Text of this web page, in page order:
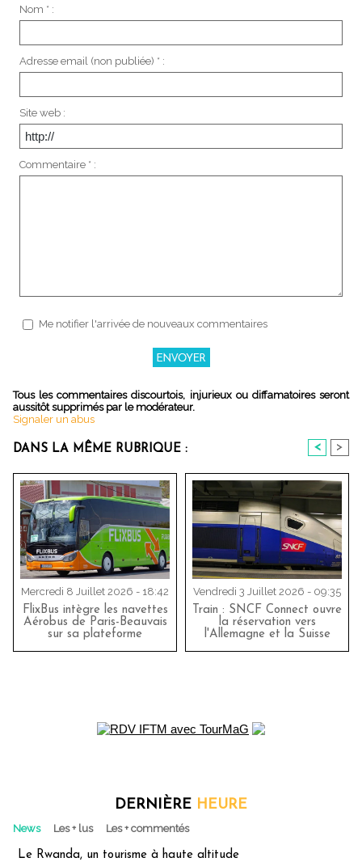
Nom * :
Adresse email (non publiée) * :
Site web :
Commentaire * :
Me notifier l'arrivée de nouveaux commentaires
Tous les commentaires discourtois, injurieux ou diffamatoires seront
aussitôt supprimés par le modérateur.
Signaler un abus
DANS LA MÊME RUBRIQUE : < >
Mercredi 8 Juillet 2026 - 18:42
FlixBus intègre les navettes
Aérobus de Paris-Beauvais
sur sa plateforme
Vendredi 3 Juillet 2026 - 09:35
Train : SNCF Connect ouvre
la réservation vers
l'Allemagne et la Suisse
DERNIÈRE HEURE
News Les + lus Les + commentés
Le Rwanda, un tourisme à haute altitude